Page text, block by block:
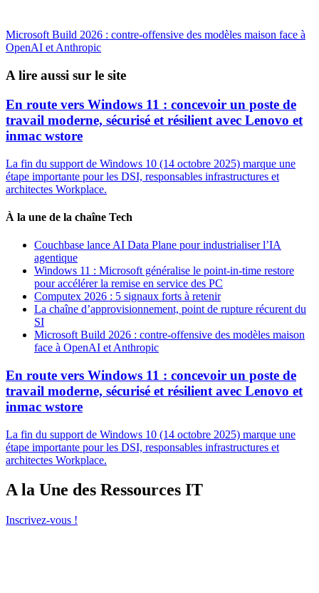
Microsoft Build 2026 : contre-offensive des modèles maison face à
OpenAI et Anthropic
A lire aussi sur le site
En route vers Windows 11 : concevoir un poste de
travail moderne, sécurisé et résilient avec Lenovo et
inmac wstore
La fin du support de Windows 10 (14 octobre 2025) marque une
étape importante pour les DSI, responsables infrastructures et
architectes Workplace.
À la une de la chaîne Tech
Couchbase lance AI Data Plane pour industrialiser l’IA
agentique
Windows 11 : Microsoft généralise le point-in-time restore
pour accélérer la remise en service des PC
Computex 2026 : 5 signaux forts à retenir
La chaîne d’approvisionnement, point de rupture récurent du
SI
Microsoft Build 2026 : contre-offensive des modèles maison
face à OpenAI et Anthropic
En route vers Windows 11 : concevoir un poste de
travail moderne, sécurisé et résilient avec Lenovo et
inmac wstore
La fin du support de Windows 10 (14 octobre 2025) marque une
étape importante pour les DSI, responsables infrastructures et
architectes Workplace.
A la Une des Ressources IT
Inscrivez-vous !